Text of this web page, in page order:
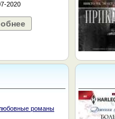
2020
романы